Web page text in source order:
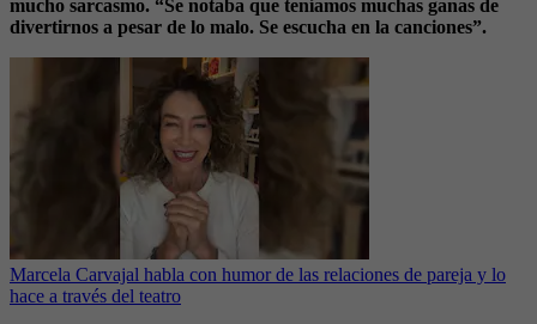
mucho sarcasmo. “Se notaba que teníamos muchas ganas de
divertirnos a pesar de lo malo. Se escucha en la canciones”.
Marcela Carvajal habla con humor de las relaciones de pareja y lo
hace a través del teatro